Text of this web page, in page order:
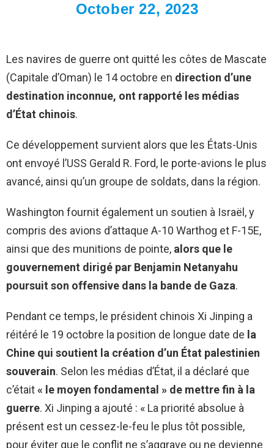
October 22, 2023
Les navires de guerre ont quitté les côtes de Mascate
(Capitale d’Oman) le 14 octobre en direction d’une
destination inconnue, ont rapporté les médias
d’État chinois.
Ce développement survient alors que les États-Unis
ont envoyé l’USS Gerald R. Ford, le porte-avions le plus
avancé, ainsi qu’un groupe de soldats, dans la région.
Washington fournit également un soutien à Israël, y
compris des avions d’attaque A-10 Warthog et F-15E,
ainsi que des munitions de pointe, alors que le
gouvernement dirigé par Benjamin Netanyahu
poursuit son offensive dans la bande de Gaza.
Pendant ce temps, le président chinois Xi Jinping a
réitéré le 19 octobre la position de longue date de la
Chine qui soutient la création d’un État palestinien
souverain. Selon les médias d’État, il a déclaré que
c’était« le moyen fondamental » de mettre fin à la
guerre. Xi Jinping a ajouté : « La priorité absolue à
présent est un cessez-le-feu le plus tôt possible,
pour éviter que le conflit ne s’aggrave ou ne devienne